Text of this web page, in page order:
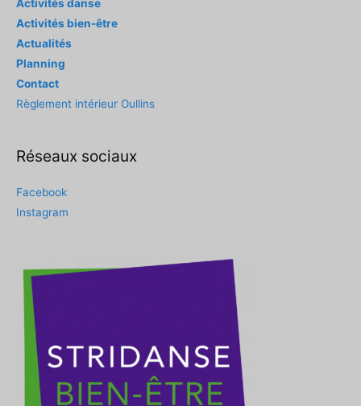
Activités danse
Activités bien-être
Actualités
Planning
Contact
Règlement intérieur Oullins
Réseaux sociaux
Facebook
Instagram